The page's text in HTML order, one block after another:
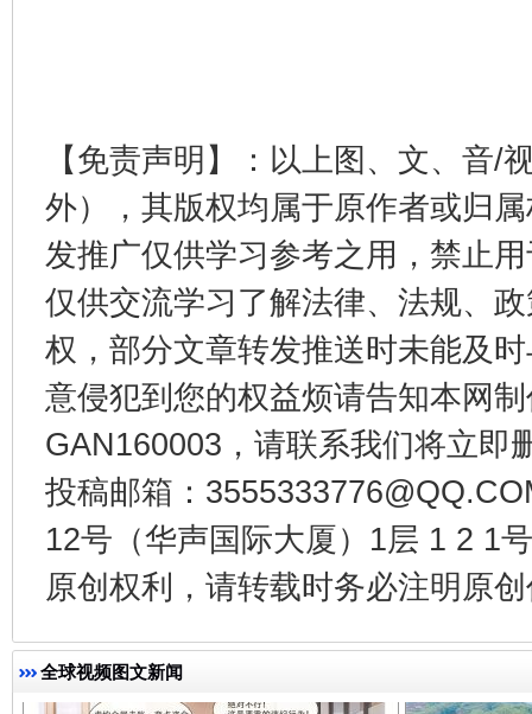
【免责声明】：以上图、文、音/
外），其版权均属于原作者或归
发推广仅供学习参考之用，禁止
仅供交流学习了解法律、法规、
权，部分文章转发推送时未能及
意侵犯到您的权益烦请告知本网
GAN160003，请联系我们将立即
投稿邮箱：
12号（华声国际大厦）1层 1 2 1
原创权利，请转载时务必注明原
全球视频图文新闻
东山县通报“牛蛙产品抗生素超标问题” 法
千年窑火 生生不息 一